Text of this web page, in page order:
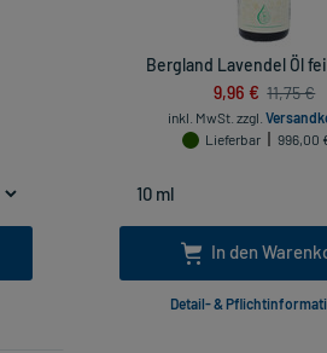
Bergland Lavendel Öl
9,96 € 11,75 €
inkl. MwSt. zzgl.
Lieferbar
996,00
In den
Detail- &